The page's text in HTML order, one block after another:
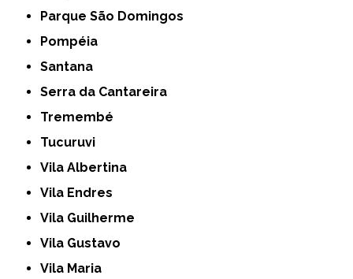
Parque São Domingos
Pompéia
Santana
Serra da Cantareira
Tremembé
Tucuruvi
Vila Albertina
Vila Endres
Vila Guilherme
Vila Gustavo
Vila Maria